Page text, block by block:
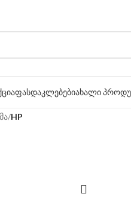
ფასდაკლებებიახალი
/HP